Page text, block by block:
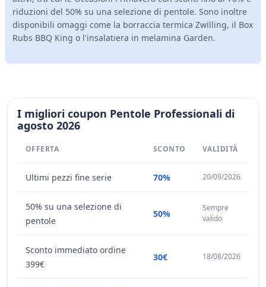
riduzioni del 50% su una selezione di pentole. Sono inoltre
disponibili omaggi come la borraccia termica Zwilling, il Box
Rubs BBQ King o l'insalatiera in melamina Garden.
I migliori coupon Pentole Professionali di
agosto 2026
OFFERTA SCONTO VALIDITÀ
Ultimi pezzi fine serie 70% 20/09/2026
50% su una selezione di
pentole
50%
Sempre
valido
Sconto immediato ordine
399€
30€ 18/08/2026